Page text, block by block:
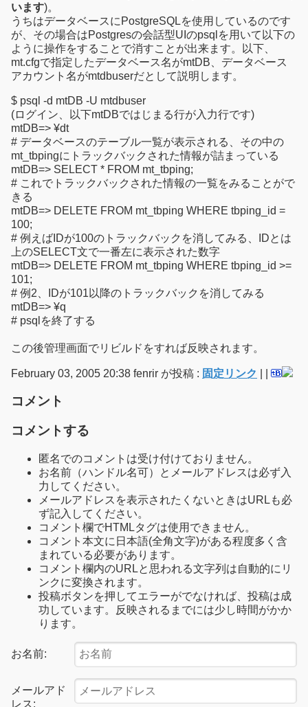
います)。
うちはデータベースにPostgreSQLを使用しているのです
が、その場合はPostgresの会話型UIのpsqlを用いて以下の
ように操作をすることで消すことが出来ます。以下、
mt.cfgで指定したデータベース名がmtDB、データベース
アカウント名がmtdbuserだとして説明します。
$ psql -d mtDB -U mtdbuser
(ログイン、以下mtDBではじまる行が入力行です)
mtDB=> ¥dt
# データベースのテーブル一覧が表示される、その中の
mt_tbpingにトラックバックされた情報が詰まっている
mtDB=> SELECT * FROM mt_tbping;
# これでトラックバックされた情報の一覧をみることがで
きる
mtDB=> DELETE FROM mt_tbping WHERE tbping_id =
100;
# 例えばIDが100のトラックバックを消してみる、IDとは
上のSELECT文で一番左に表示された数字
mtDB=> DELETE FROM mt_tbping WHERE tbping_id >=
101;
# 例2、IDが101以降のトラックバックを消してみる
mtDB=> ¥q
# psqlを終了する
この後管理画面でリビルドをすれば反映されます。
February 03, 2005 20:38 fenrir が投稿 : 固定リンク
コメント
コメントする
匿名でのコメントは受け付けておりません。
お名前（ハンドル名可）とメールアドレスは必ず入
力してください。
メールアドレスを表示されたくないときはURLも必
ず記入してください。
コメント欄でHTMLタグは使用できません。
コメント本文に日本語(全角文字)がある程度多く含
まれている必要があります。
コメント欄内のURLと思われる文字列は自動的にリ
ンクに変換されます。
投稿ボタンを押してエラーがでなければ、投稿は成
功しています。反映されるまでには少し時間がかか
ります。
お名前:
メールアド
レス: